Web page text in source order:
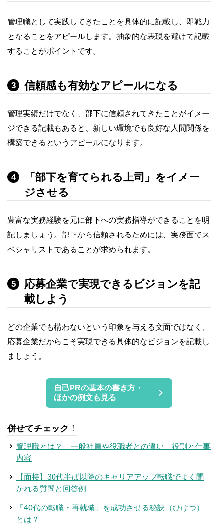
管理職として実践してきたことを具体的に記載し、即戦力
となることをアピールします。抽象的な表現を避けて記載
することがポイントです。
3 信頼感も有効なアピールになる
管理実績だけでなく、部下に信頼されてきたことがイメー
ジできる記載もあると、新しい環境でも良好な人間関係を
構築できるというアピールになります。
4
「部下を育てられる上司」をイメー
ジさせる
豊富な実務経験を元に部下への実務指導ができることを明
記しましょう。部下から信頼されるためには、実務面でス
ペシャリストであることが求められます。
5
応募企業で実現できるビジョンを記
載しよう
どの企業でも構わないという印象を与える文面ではなく、
応募企業だからこそ実現できる具体的なビジョンを記載し
ましょう。
自己PRの基本の書き方・
ほかの例文も見る
併せてチェック！
管理職とは？ 一般社員や役職者との違い、役割と仕事
内容
【面接】30代半ば以降のキャリアアップ転職でよく聞
かれる質問と回答例
「40代の転職・再就職」を成功させる秘訣（ひけつ）
とは？